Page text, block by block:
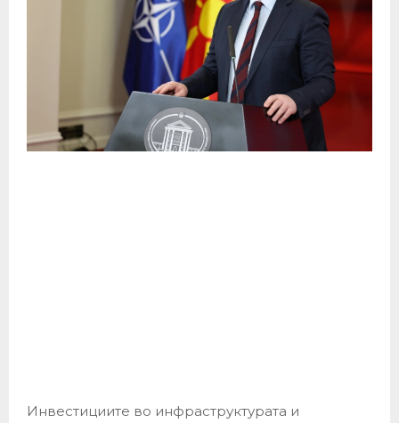
Инвестициите во инфраструктурата и